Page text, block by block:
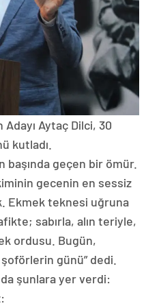
Aytaç Dilci, 30
kutladı.
başında geçen bir ömür.
gecenin en sessiz
Ekmek teknesi uğruna
sabırla, alın teriyle,
ordusu. Bugün,
günü” dedi.
şunlara yer verdi: